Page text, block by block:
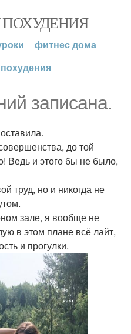
фитнес дома
записана.
до той
Ведь и этого бы не было,
труд, но и никогда не
зале, я вообще не
в этом плане всё лайт,
и прогулки.